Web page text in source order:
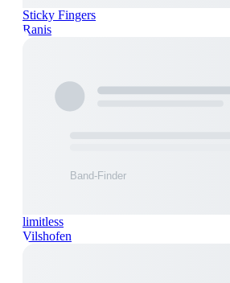
Sticky Fingers
Ranis
limitless
Vilshofen